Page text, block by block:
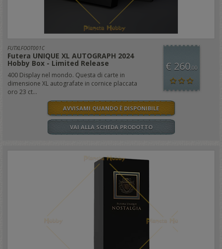
FUTXLFOOT001C
Futera UNIQUE XL AUTOGRAPH 2024
Hobby Box - Limited Release
400 Display nel mondo. Questa di carte in
dimensione XL autografate in cornice placcata
oro 23 ct...
€ 260,00
AVVISAMI QUANDO È DISPONIBILE
VAI ALLA SCHEDA PRODOTTO